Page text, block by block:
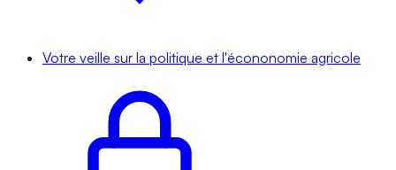
Votre veille sur la politique et l'écononomie agricole